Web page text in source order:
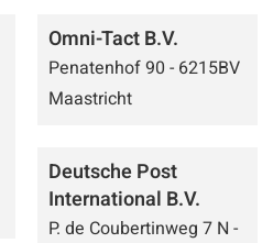
Omni-Tact B.V.
Penatenhof 90 - 6215BV
Maastricht
Deutsche Post
International B.V.
P. de Coubertinweg 7 N -